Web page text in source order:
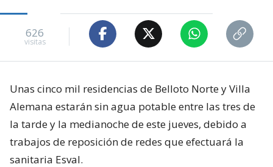
626
visitas
Unas cinco mil residencias de Belloto Norte y Villa
Alemana estarán sin agua potable entre las tres de
la tarde y la medianoche de este jueves, debido a
trabajos de reposición de redes que efectuará la
sanitaria Esval.